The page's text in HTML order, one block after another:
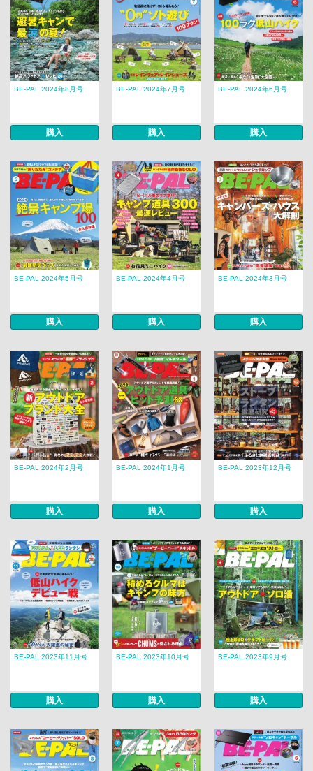
BE-PAL 2024年8月号
購入
BE-PAL 2024年7月号
購入
BE-PAL 2024年6月号
購入
BE-PAL 2024年5月号
購入
BE-PAL 2024年4月号
購入
BE-PAL 2024年3月号
購入
BE-PAL 2024年2月号
購入
BE-PAL 2024年1月号
購入
BE-PAL 2023年12月号
購入
BE-PAL 2023年11月号
購入
BE-PAL 2023年10月号
購入
BE-PAL 2023年9月号
購入